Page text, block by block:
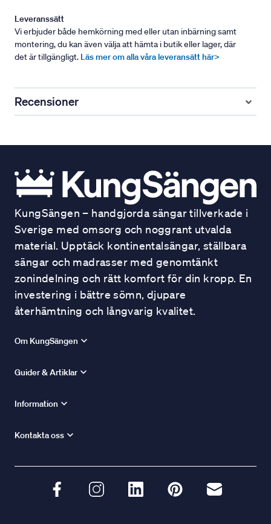
Leveranssätt
Vi erbjuder både hemkörning med eller utan inbärning samt
montering, du kan även välja att hämta i butik eller lager, där
det är tillgängligt. Läs mer om alla våra leveransätt här>
Recensioner
KungSängen – handgjorda sängar tillverkade i
Sverige med omsorg och noggrant utvalda
material. Upptäck kontinentalsängar, ställbara
sängar och madrasser med genomtänkt
zonindelning och rätt komfort för din kropp. En
investering i bättre sömn, djupare
återhämtning och långvarig kvalitet.
Om KungSängen
Guider & Artiklar
Information
Kontakta oss